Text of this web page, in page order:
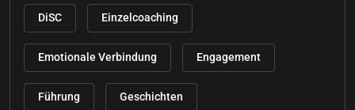
DiSC Einzelcoaching
Emotionale Verbindung Engagement
Führung Geschichten